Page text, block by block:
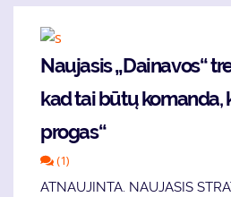
Naujasis „Dainavos“
kad tai būtų komanda,
progas“
(1)
ATNAUJINTA. NAUJASIS